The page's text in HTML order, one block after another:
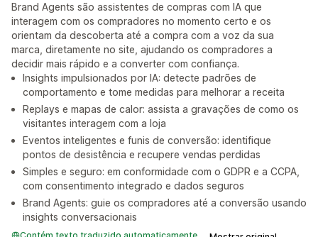
Brand Agents são assistentes de compras com IA que
interagem com os compradores no momento certo e os
orientam da descoberta até a compra com a voz da sua
marca, diretamente no site, ajudando os compradores a
decidir mais rápido e a converter com confiança.
Insights impulsionados por IA: detecte padrões de
comportamento e tome medidas para melhorar a receita
Replays e mapas de calor: assista a gravações de como os
visitantes interagem com a loja
Eventos inteligentes e funis de conversão: identifique
pontos de desistência e recupere vendas perdidas
Simples e seguro: em conformidade com o GDPR e a CCPA,
com consentimento integrado e dados seguros
Brand Agents: guie os compradores até a conversão usando
insights conversacionais